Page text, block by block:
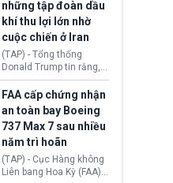
tờ giả có nguy cơ bị từ
chối nhập cảnh hoặc
cấm vào Trung Quốc tới
5 năm.
Công an TP. Hải Phòng
(Việt Nam) bóc gỡ.
những tập đoàn dầu
khí thu lợi lớn nhờ
cuộc chiến ở Iran
(TAP) - Tổng thống
Donald Trump tin rằng, 2
tập đoàn dầu khí
ExxonMobil và Chevron
đã thu về lợi nhuận quá
lớn nhờ giá dầu tăng
mạnh suốt thời gian Hoa
Kỳ xảy ra xung đột ở
Iran. Trên cơ sở đó, lãnh
đạo Nhà Trắng kêu gọi
các doanh nghiệp cần
FAA cấp chứng nhận
an toàn bay Boeing
737 Max 7 sau nhiều
năm trì hoãn
(TAP) - Cục Hàng không
Liên bang Hoa Kỳ (FAA)